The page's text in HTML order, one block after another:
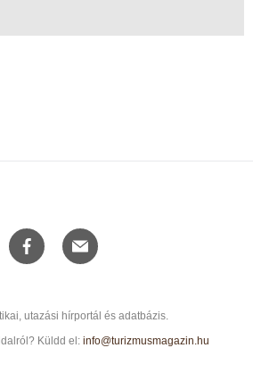
utazási hírportál és adatbázis.
Küldd el: info@turizmusmagazin.hu